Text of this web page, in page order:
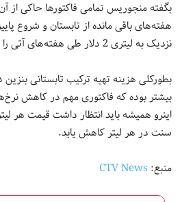
بگفته منجوریس تمامی فاکتورها حاکی از
هفته‌های باقی مانده از تابستان و شروع
نزدیک به لیتری 2 دلار طی هفته‌های آتی را پیشبینی کرده است.
بطورکلی هزینه تهیه ترکیب تابستانی
بیشتر بوده که فاکتوری مهم در کاهش
اینرو همیشه باید انتظار داشت قیمت
سنت در هر لیتر کاهش یابد.
منبع: CTV News